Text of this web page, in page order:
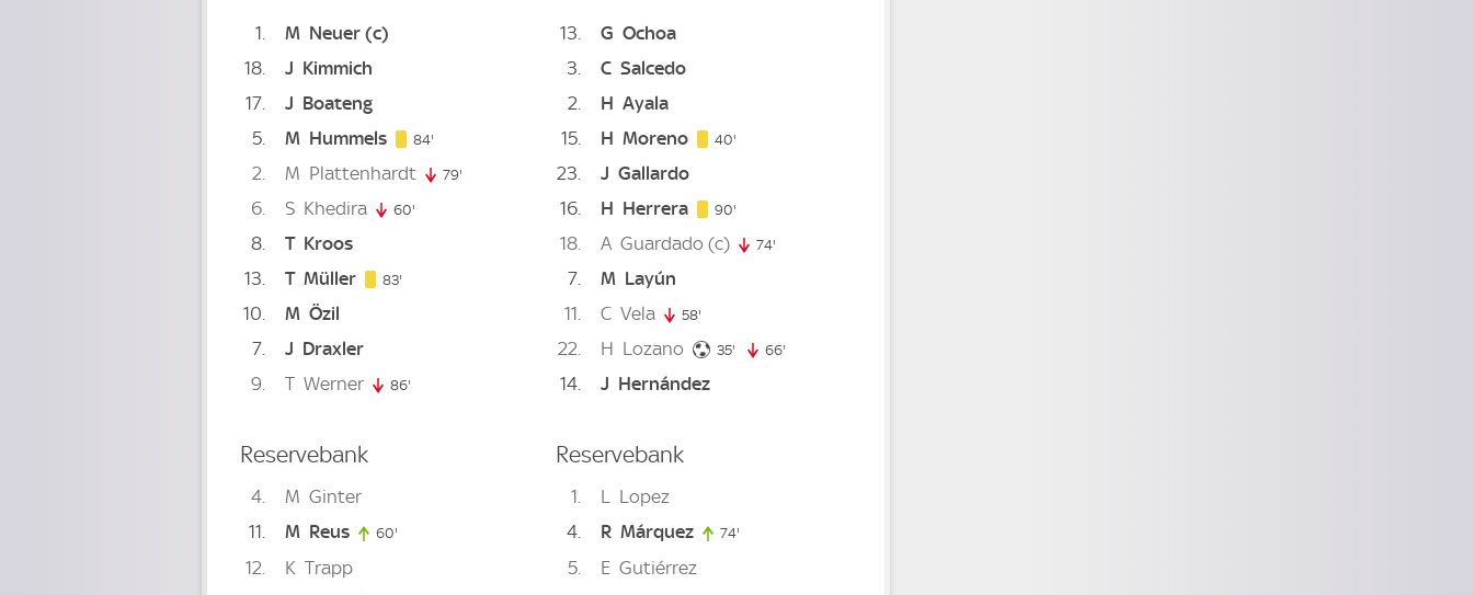
1 M Neuer(c)
18
J Kimmich
17
J Boateng
5
M Hummels 84'
2 M Plattenhardt 79'
6 S Khedira 60'
8 T Kroos
13
T Müller 83'
10 M Özil
7
J Draxler
9
T Werner 86'
Reservebank
4 M Ginter
11
M Reus 60'
12 K Trapp
13 G Ochoa
3
C Salcedo
2
H Ayala
15
H Moreno 40'
23 J Gallardo
16
H Herrera 90'
18 A Guardado (c) 74'
7 M Layún
11
C Vela 58'
22 H Lozano 35' 35. minute
66'
14 J Hernández
Reservebank
1 L Lopez
4
R Márquez 74'
5 E Gutiérrez